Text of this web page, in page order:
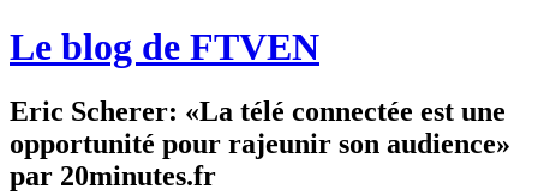
Le blog de FTVEN
Eric Scherer: «La télé connectée est une
opportunité pour rajeunir son audience»
par 20minutes.fr